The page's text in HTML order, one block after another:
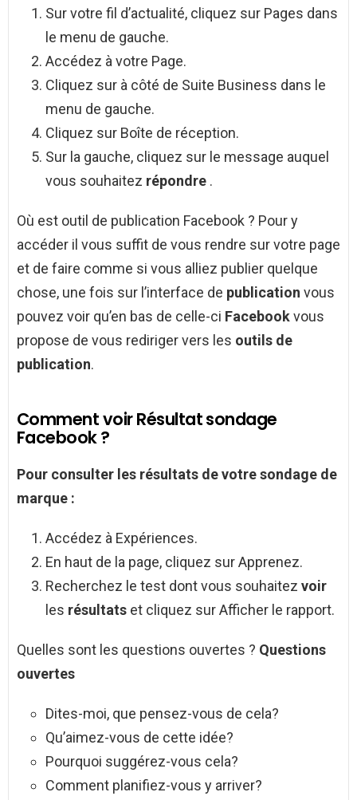
Sur votre fil d’actualité, cliquez sur Pages dans
le menu de gauche.
Accédez à votre Page.
Cliquez sur à côté de Suite Business dans le
menu de gauche.
Cliquez sur Boîte de réception.
Sur la gauche, cliquez sur le message auquel
vous souhaitez répondre .
Où est outil de publication Facebook ? Pour y
accéder il vous suffit de vous rendre sur votre page
et de faire comme si vous alliez publier quelque
chose, une fois sur l’interface de publication vous
pouvez voir qu’en bas de celle-ci Facebookvous
propose de vous rediriger vers les outils de
publication.
Comment voir Résultat sondage
Facebook ?
Pour consulter les résultats de votresondage de
marque :
Accédez à Expériences.
En haut de la page, cliquez sur Apprenez.
Recherchez le test dont vous souhaitez voir
les résultats et cliquez sur Afficher le rapport.
Quelles sont les questions ouvertes ? Questions
ouvertes
Dites-moi, que pensez-vous de cela?
Qu’aimez-vous de cette idée?
Pourquoi suggérez-vous cela?
Comment planifiez-vous y arriver?